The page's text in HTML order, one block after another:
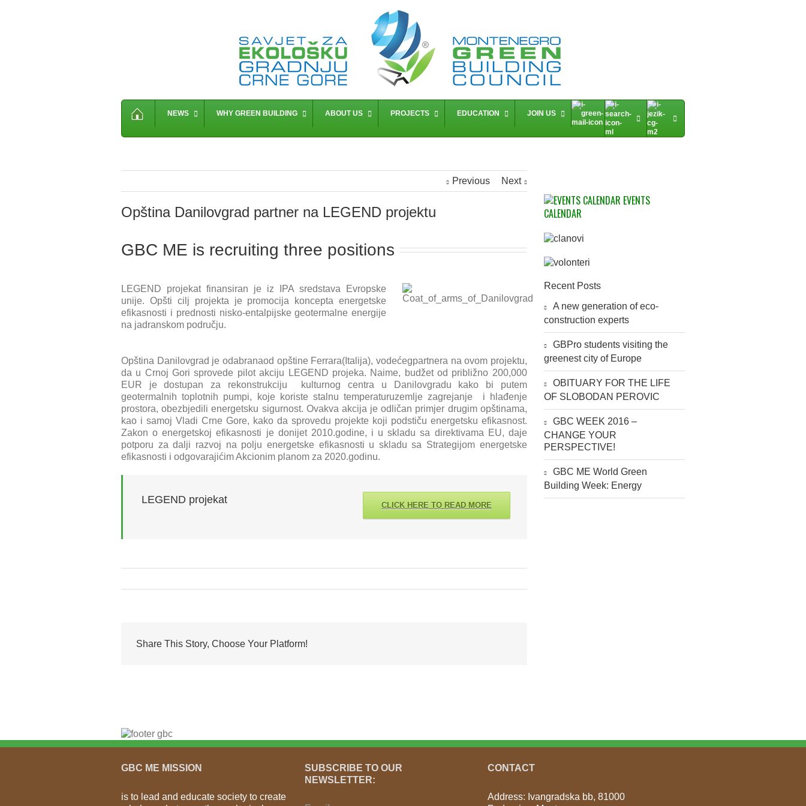
NEWS WHY GREEN BUILDING ABOUT US PROJECTS EDUCATION JOIN US
Previous Next
Opština Danilovgrad partner na LEGEND projektu
GBC ME is recruiting three positions
LEGEND projekat finansiran je iz IPA sredstava Evropske
unije. Opšti cilj projekta je promocija koncepta energetske
efikasnosti i prednosti nisko-entalpijske geotermalne energije
na jadranskom području.
Opština Danilovgrad je odabranaod opštine Ferrara(Italija), vodećegpartnera na ovom projektu,
da u Crnoj Gori sprovede pilot akciju LEGEND projeka. Naime, budžet od približno 200,000
EUR je dostupan za rekonstrukciju kulturnog centra u Danilovgradu kako bi putem
geotermalnih toplotnih pumpi, koje koriste stalnu temperaturuzemlje zagrejanje i hlađenje
prostora, obezbjedili energetsku sigurnost. Ovakva akcija je odličan primjer drugim opštinama,
kao i samoj Vladi Crne Gore, kako da sprovedu projekte koji podstiču energetsku efikasnost.
Zakon o energetskoj efikasnosti je donijet 2010.godine, i u skladu sa direktivama EU, daje
potporu za dalji razvoj na polju energetske efikasnosti u skladu sa Strategijom energetske
efikasnosti i odgovarajićim Akcionim planom za 2020.godinu.
CLICK HERE TO READ MORE
LEGEND projekat
Share This Story, Choose Your Platform!
EVENTS
CALENDAR
Recent Posts
A new generation of eco-
construction experts
GBPro students visiting the
greenest city of Europe
OBITUARY FOR THE LIFE
OF SLOBODAN PEROVIC
GBC WEEK 2016 –
CHANGE YOUR
PERSPECTIVE!
GBC ME World Green
Building Week: Energy
GBC ME MISSION
is to lead and educate society to create
SUBSCRIBE TO OUR
NEWSLETTER:
CONTACT
Address: Ivangradska bb, 81000